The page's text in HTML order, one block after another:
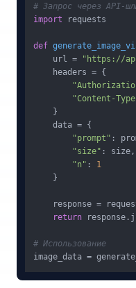
# Запрос через API-
import requests
def
    url =
"https://
    headers = {
"Content-
    }
    data = {
"prompt" :
"size" : size,
"n" : 1
    }
response =
return
# Использование
image_data =